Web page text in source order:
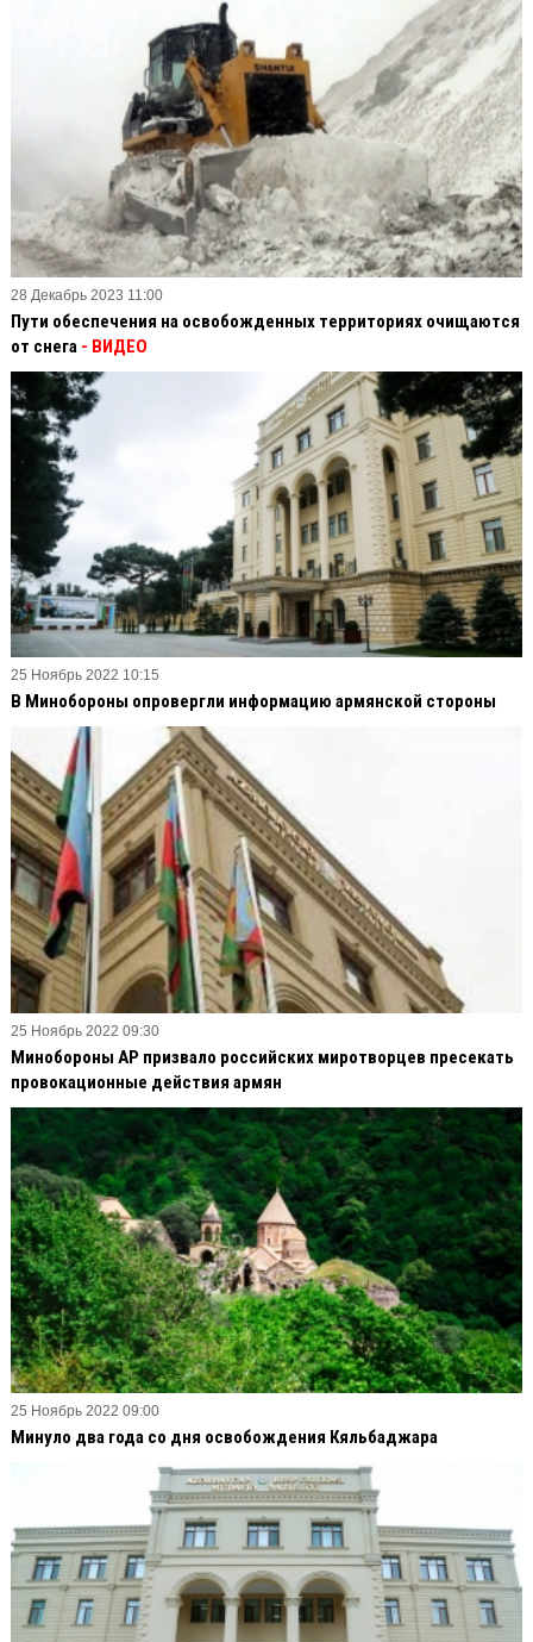
28 Декабрь 2023 11:00
Пути обеспечения на освобожденных территориях очищаются
от снега - ВИДЕО
25 Ноябрь 2022 10:15
В Минобороны опровергли информацию армянской стороны
25 Ноябрь 2022 09:30
Минобороны АР призвало российских миротворцев пресекать
провокационные действия армян
25 Ноябрь 2022 09:00
Минуло два года со дня освобождения Кяльбаджара